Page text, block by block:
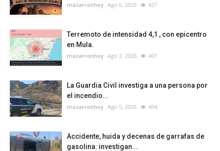
mazarronhoy Ago 6, 2026 427
Terremoto de intensidad 4,1 , con epicentro
en Mula.
mazarronhoy Ago 2, 2026 407
La Guardia Civil investiga a una persona por
el incendio...
mazarronhoy Ago 5, 2026 404
Accidente, huida y decenas de garrafas de
gasolina: investigan...